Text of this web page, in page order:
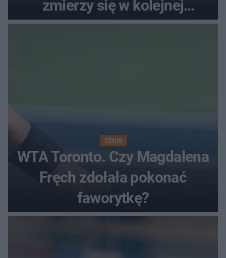
zmierzy się w kolejnej
rundzie?
TENIS
WTA Toronto. Czy Magdalena
Fręch zdołała pokonać
faworytkę?